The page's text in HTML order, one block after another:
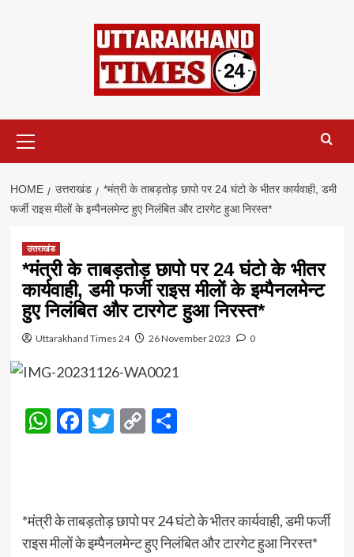
Menu
HOME उत्तराखंड
*मंत्री के ताबड़तोड़ छापो पर 24 घंटो के भीतर कार्यवाही, डमी
फर्जी राइस मीलों के इम्पैनलमेन्ट हुए निलंबित और टारगेट हुआ निरस्त*
उत्तराखंड
*मंत्री के ताबड़तोड़ छापो पर 24 घंटो के भीतर
कार्यवाही, डमी फर्जी राइस मीलों के इम्पैनलमेन्ट
हुए निलंबित और टारगेट हुआ निरस्त*
Uttarakhand Times 24 26 November 2023 0
WhatsApp
Facebook
Twitter
CopyShare
*मंत्री के ताबड़तोड़ छापो पर 24 घंटो के भीतर कार्यवाही, डमी फर्जी
राइस मीलों के इम्पैनलमेन्ट हुए निलंबित और टारगेट हुआ निरस्त*